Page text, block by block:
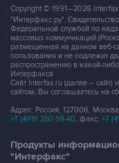
Copyright © 1991—2026
"Интерфакс.ру".
Федеральной службой по
массовых коммуникаций
размещенная на данном веб-
пользования и не подлежит
распространению в какой-
Интерфакса.
Сайт Interfax.ru (далее – сайт)
сайтом, Вы соглашаетесь на
Адрес: Россия, 127006,
+7 (499) 250-98-40, факс: +7
Продукты
"Интерфакс"